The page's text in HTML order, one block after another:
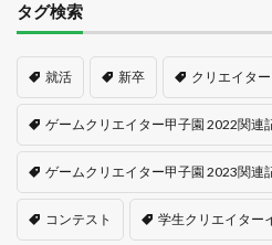
タグ検索
就活 新卒 クリエイタ
ゲームクリエイター甲子園 2022関連
ゲームクリエイター甲子園 2023関連
コンテスト 学生クリエイター